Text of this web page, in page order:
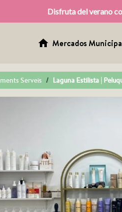
Disfruta del verano
home Mercados
Serveis Laguna Estilista |